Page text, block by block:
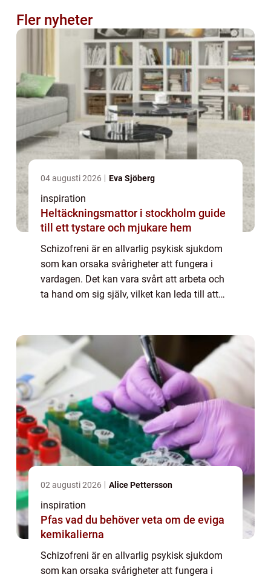
Fler nyheter
04 augusti 2026 Eva Sjöberg
inspiration
Heltäckningsmattor i stockholm guide
till ett tystare och mjukare hem
Schizofreni är en allvarlig psykisk sjukdom
som kan orsaka svårigheter att fungera i
vardagen. Det kan vara svårt att arbeta och
ta hand om sig själv, vilket kan leda till att
02 augusti 2026 Alice Pettersson
inspiration
Pfas vad du behöver veta om de eviga
kemikalierna
Schizofreni är en allvarlig psykisk sjukdom
som kan orsaka svårigheter att fungera i